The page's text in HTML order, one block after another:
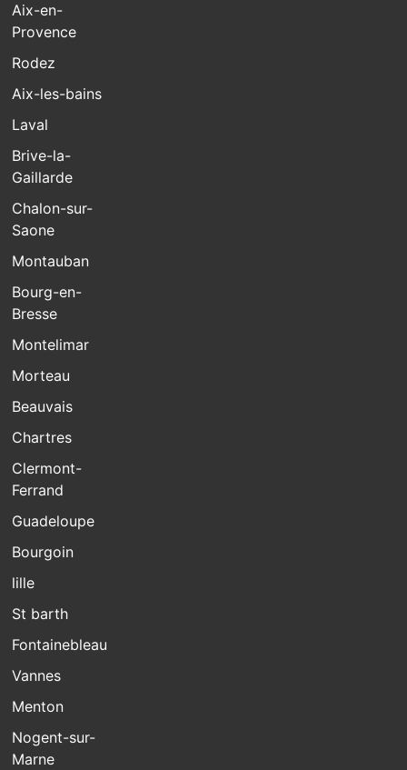
Aix-en-
Provence
Rodez
Aix-les-bains
Laval
Brive-la-
Gaillarde
Chalon-sur-
Saone
Montauban
Bourg-en-
Bresse
Montelimar
Morteau
Beauvais
Chartres
Clermont-
Ferrand
Guadeloupe
Bourgoin
lille
St barth
Fontainebleau
Vannes
Menton
Nogent-sur-
Marne